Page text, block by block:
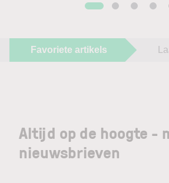
Favoriete artikels
Altijd op de hoogte -
nieuwsbrieven